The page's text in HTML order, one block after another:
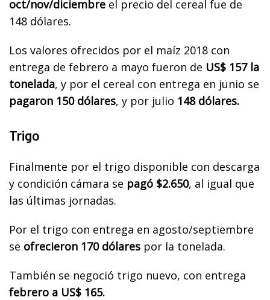
oct/nov/diciembre el precio del cereal fue de
148 dólares.
Los valores ofrecidos por el maíz 2018 con
entrega de febrero a mayo fueron de US$ 157 la
tonelada, y por el cereal con entrega en junio se
pagaron 150 dólares, y por julio 148 dólares.
Trigo
Finalmente por el trigo disponible con descarga
y condición cámara se pagó $2.650, al igual que
las últimas jornadas.
Por el trigo con entrega en agosto/septiembre
se ofrecieron 170 dólares por la tonelada.
También se negoció trigo nuevo, con entrega
febrero a US$ 165.